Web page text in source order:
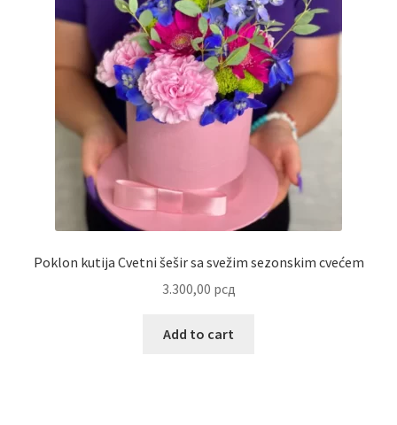
Poklon kutija Cvetni šešir sa svežim sezonskim cvećem
3.300,00 рсд
Add to cart